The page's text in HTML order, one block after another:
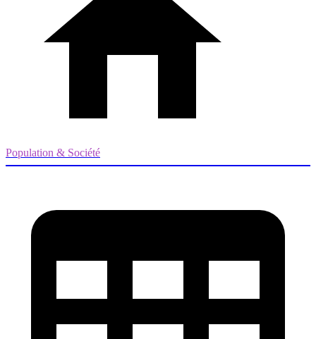
Population & Société